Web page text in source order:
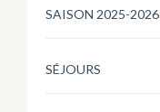
SAISON 2025-2026
SÉJOURS